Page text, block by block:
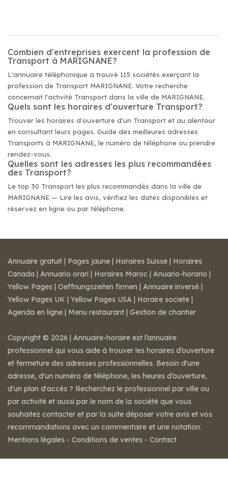
Combien d'entreprises exercent la profession de
Transport à MARIGNANE?
L'annuaire téléphonique a trouvé 115 sociétés exerçant la
profession de Transport MARIGNANE. Votre recherche
concernait l'activité Transport dans la ville de MARIGNANE.
Quels sont les horaires d'ouverture Transport?
Trouver les horaires d'ouverture d'un Transport et au alentour
en consultant leurs pages. Guide des meilleures adresses
Transports à MARIGNANE, le numéro de téléphone ou prendre
rendez-vous.
Quelles sont les adresses les plus recommandées
des Transport?
Le top 30 Transport les plus recommandés dans la ville de
MARIGNANE — Lire les avis, vérifiez les dates disponibles et
réservez en ligne ou par téléphone.
Annuaire gratuit | Pages jaune | Horaires Suisse | Horaires
Canada | Annuario orari | Horaires Maroc | Anuario-horario |
Yellow Pages | Oeffnungszeiten firmen | Annuaire inversé |
Yellow Pages UK | Yellow Pages USA | Horaire societe |
Agenda en ligne | Menu restaurant | Gestion de chantier
Copyright © 2026 | Annuaire-horaire est l’annuaire
professionnel qui vous aide à trouver les horaires d’ouverture
et fermeture des adresses professionnelles. Besoin d'une
adresse, d'un numéro de téléphone, les heures d’ouverture,
d’un plan d'accès ? Recherchez le professionnel par ville ou
par activité et aussi par le nom de la société que vous
souhaitez contacter et par la suite déposer votre avis et vos
recommandations avec un commentaire et une notation.
Mentions légales - Conditions de ventes - Contact